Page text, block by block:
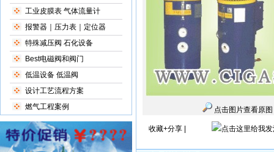
工业皮膜表 气体流量计
报警器｜压力表｜定位器
特殊减压阀 石化设备
Best电磁阀和阀门
低温设备 低温阀
设计工艺流程方案
燃气工程案例
点击图片查看原图
收藏+分享